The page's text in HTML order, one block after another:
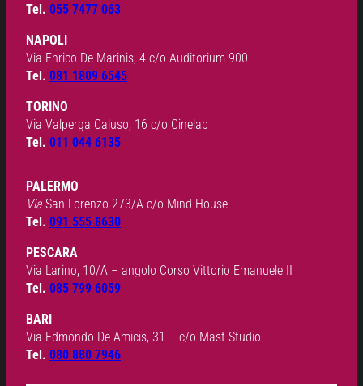
Tel. 055 7477 063
NAPOLI
Via Enrico De Marinis, 4 c/o Auditorium 900
Tel. 081 1809 6545
TORINO
Via Valperga Caluso, 16 c/o Cinelab
Tel. 011 044 6135
PALERMO
Via San Lorenzo 273/A c/o Mind House
Tel. 091 555 8630
PESCARA
Via Larino, 10/A – angolo Corso Vittorio Emanuele II
Tel. 085 799 6059
BARI
Via Edmondo De Amicis, 31 – c/o Mast Studio
Tel. 080 880 7946